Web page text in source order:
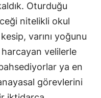
Oturduğu
nitelikli okul
varını yoğunu
harcayan velilerle
ya en
görevlerini